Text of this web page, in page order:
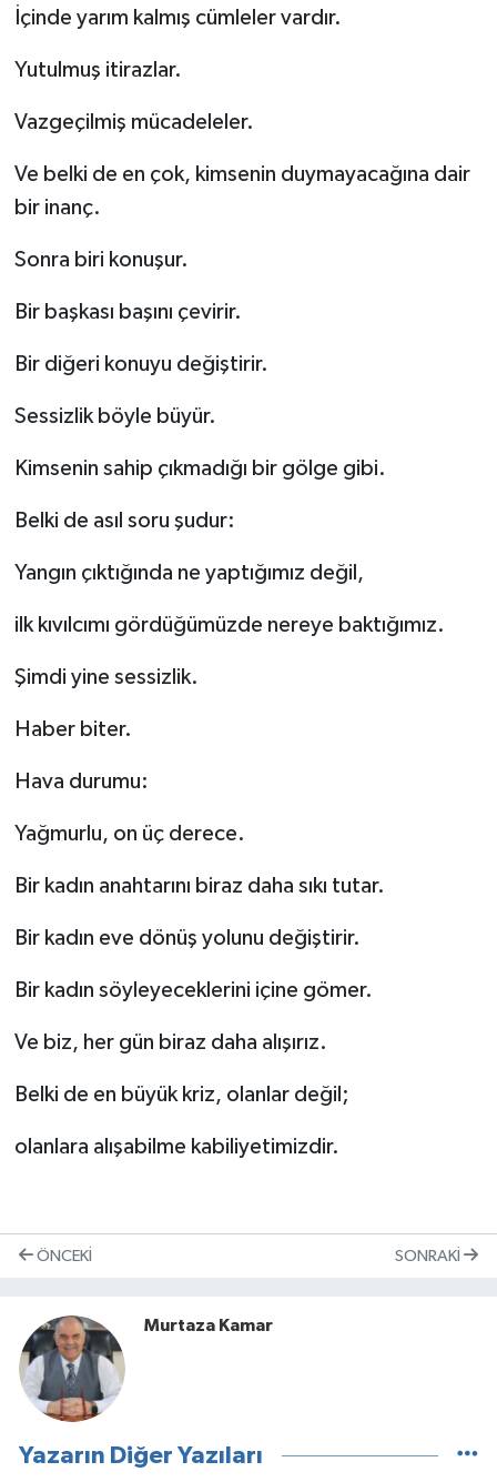
İçinde yarım kalmış cümleler vardır.
Yutulmuş itirazlar.
Vazgeçilmiş mücadeleler.
Ve belki de en çok, kimsenin duymayacağına dair
bir inanç.
Sonra biri konuşur.
Bir başkası başını çevirir.
Bir diğeri konuyu değiştirir.
Sessizlik böyle büyür.
Kimsenin sahip çıkmadığı bir gölge gibi.
Belki de asıl soru şudur:
Yangın çıktığında ne yaptığımız değil,
ilk kıvılcımı gördüğümüzde nereye baktığımız.
Şimdi yine sessizlik.
Haber biter.
Hava durumu:
Yağmurlu, on üç derece.
Bir kadın anahtarını biraz daha sıkı tutar.
Bir kadın eve dönüş yolunu değiştirir.
Bir kadın söyleyeceklerini içine gömer.
Ve biz, her gün biraz daha alışırız.
Belki de en büyük kriz, olanlar değil;
olanlara alışabilme kabiliyetimizdir.
ÖNCEKI SONRAKI
Murtaza Kamar
Yazarın Diğer Yazıları